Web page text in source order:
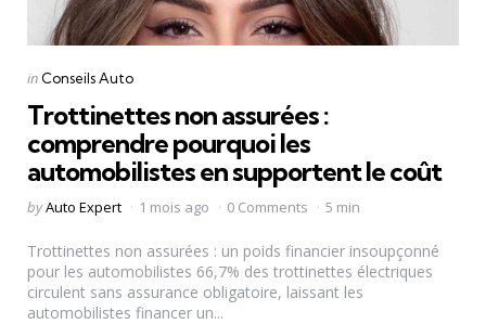
Categories
Posted
in Conseils Auto
Trottinettes non assurées :
comprendre pourquoi les
automobilistes en supportent le coût
Posted
byAuto Expert 1 mois ago 0 Comments 5 min
Trottinettes non assurées : un poids financier insoupçonné
pour les automobilistes 66,7% des trottinettes électriques
circulent sans assurance obligatoire, laissant les
automobilistes financer un...